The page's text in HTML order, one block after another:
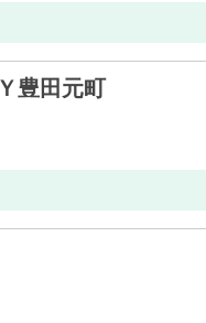
豊田元町